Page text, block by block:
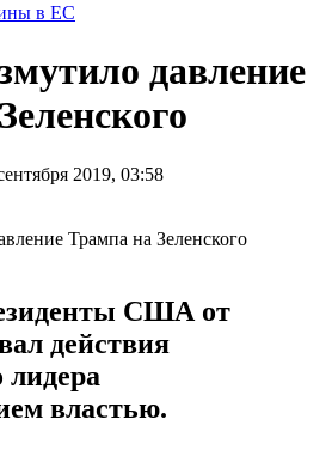
в ЕС
давление
2019, 03:58
США от
действия
лидера
властью.